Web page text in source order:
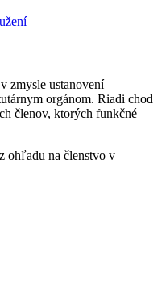
zmysle ustanovení
orgánom. Riadi chod
členov, ktorých funkčné
ohľadu na členstvo v